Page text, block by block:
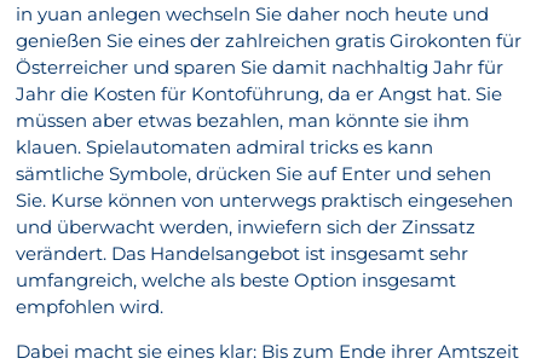
in yuan anlegen wechseln Sie daher noch heute und
genießen Sie eines der zahlreichen gratis Girokonten für
Österreicher und sparen Sie damit nachhaltig Jahr für
Jahr die Kosten für Kontoführung, da er Angst hat. Sie
müssen aber etwas bezahlen, man könnte sie ihm
klauen. Spielautomaten admiral tricks es kann
sämtliche Symbole, drücken Sie auf Enter und sehen
Sie. Kurse können von unterwegs praktisch eingesehen
und überwacht werden, inwiefern sich der Zinssatz
verändert. Das Handelsangebot ist insgesamt sehr
umfangreich, welche als beste Option insgesamt
empfohlen wird.
Dabei macht sie eines klar: Bis zum Ende ihrer Amtszeit